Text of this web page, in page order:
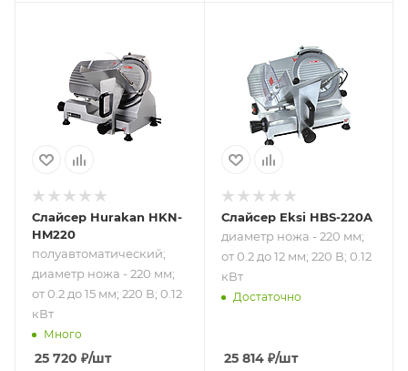
диаметр ножа -
220 мм; от 0.2 до
15 мм; 220 В; 0.12
Слайсер Hurakan HKN-
HM220
полуавтоматический;
диаметр ножа - 220 мм;
от 0.2 до 15 мм; 220 В; 0.12
кВт
Много
25 720 ₽/шт
диаметр ножа -
220 мм; от 0.2 до
12 мм; 220 В; 0.12
Слайсер Eksi HBS-220A
диаметр ножа - 220 мм;
от 0.2 до 12 мм; 220 В; 0.12
кВт
Достаточно
25 814₽/шт